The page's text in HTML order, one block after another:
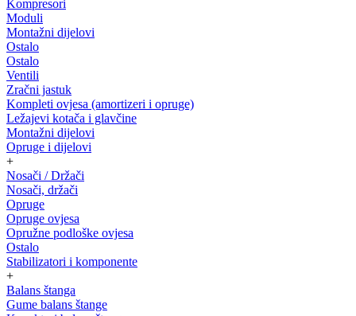
Kompresori
Moduli
Montažni dijelovi
Ostalo
Ostalo
Ventili
Zračni jastuk
Kompleti ovjesa (amortizeri i opruge)
Ležajevi kotača i glavčine
Montažni dijelovi
Opruge i dijelovi
+
Nosači / Držači
Nosači, držači
Opruge
Opruge ovjesa
Opružne podloške ovjesa
Ostalo
Stabilizatori i komponente
+
Balans štanga
Gume balans štange